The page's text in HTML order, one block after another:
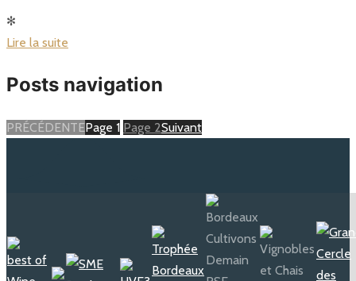
✻
Lire la suite
Posts navigation
PRÉCÉDENTEPage 1 Page 2Suivant